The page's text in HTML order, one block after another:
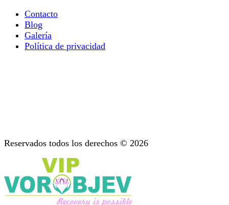
Contacto
Blog
Galería
Política de privacidad
Reservados todos los derechos © 2026